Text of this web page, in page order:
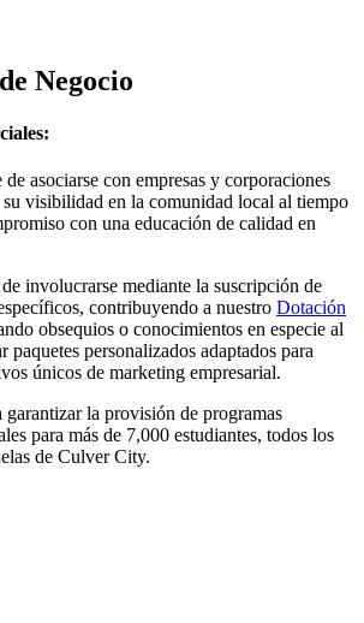
Negocio
de asociarse con empresas y corporaciones
su visibilidad en la comunidad local al tiempo
con una educación de calidad en
involucrarse mediante la suscripción de
contribuyendo a nuestro Dotación
obsequios o conocimientos en especie al
paquetes personalizados adaptados para
únicos de marketing empresarial.
garantizar la provisión de programas
para más de 7,000 estudiantes, todos los
de Culver City.